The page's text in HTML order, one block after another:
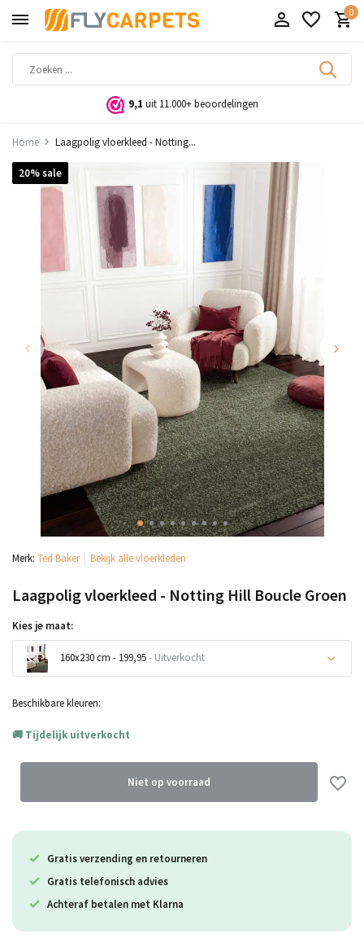
0
9,1 uit 11.000+ beoordelingen
Home Laagpolig vloerkleed - Notting...
20% sale
Merk: Ted Baker Bekijk alle vloerkleden
Laagpolig vloerkleed - Notting Hill Boucle Groen
Kies je maat:
160x230 cm - 199,95- Uitverkocht
Beschikbare kleuren:
Tijdelijk uitverkocht
Niet op voorraad
Gratis verzending en retourneren
Gratis telefonisch advies
Achteraf betalen met Klarna